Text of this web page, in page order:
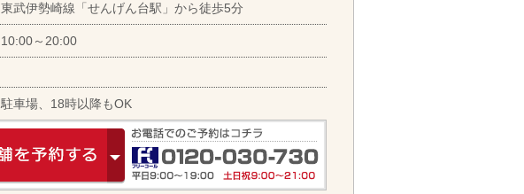
東武伊勢崎線「せんげん台駅」から徒歩5分
10:00～20:00
駐車場、18時以降もOK